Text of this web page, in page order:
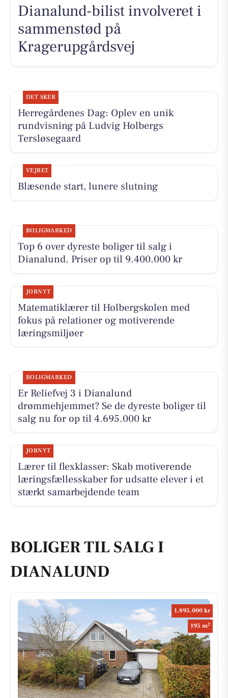
Dianalund-bilist involveret i
sammenstød på
Kragerupgårdsvej
DET SKER
Herregårdenes Dag: Oplev en unik
rundvisning på Ludvig Holbergs
Tersløsegaard
VEJRET
Blæsende start, lunere slutning
BOLIGMARKED
Top 6 over dyreste boliger til salg i
Dianalund. Priser op til 9.400.000 kr
JOBNYT
Matematiklærer til Holbergskolen med
fokus på relationer og motiverende
læringsmiljøer
BOLIGMARKED
Er Reliefvej 3 i Dianalund
drømmehjemmet? Se de dyreste boliger til
salg nu for op til 4.695.000 kr
JOBNYT
Lærer til flexklasser: Skab motiverende
læringsfællesskaber for udsatte elever i et
stærkt samarbejdende team
BOLIGER TIL SALG I
DIANALUND
1.895.000 kr
195 m2